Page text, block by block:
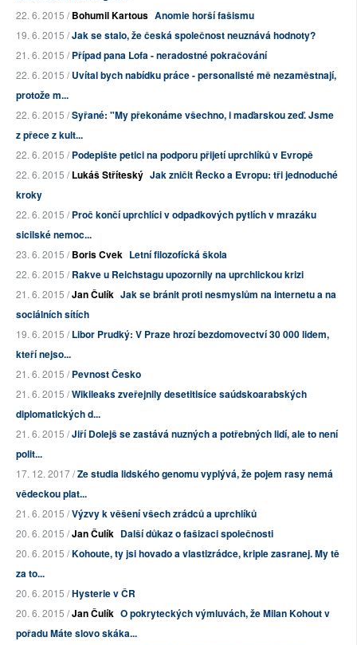
22. 6. 2015 /Bohumil Kartous Anomie horší fašismu
19. 6. 2015 /Jak se stalo, že česká společnost neuznává hodnoty?
21. 6. 2015 /Případ pana Lofa - neradostné pokračování
22. 6. 2015 /Uvítal bych nabídku práce - personalisté mě nezaměstnají,
protože m...
22. 6. 2015 /Syřané: "My překonáme všechno, i maďarskou zeď. Jsme
z přece z kult...
22. 6. 2015 /Podepište petici na podporu přijetí uprchlíků v Evropě
22. 6. 2015 /Lukáš Stříteský Jak zničit Řecko a Evropu: tři jednoduché
kroky
22. 6. 2015 /Proč končí uprchlíci v odpadkových pytlích v mrazáku
sicilské nemoc...
23. 6. 2015 /Boris Cvek Letní filozofícká škola
22. 6. 2015 /Rakve u Reichstagu upozornily na uprchlickou krizi
21. 6. 2015 /Jan Čulík Jak se bránit proti nesmyslům na internetu a na
sociálních sítích
19. 6. 2015 /Libor Prudký: V Praze hrozí bezdomovectví 30 000 lidem,
kteří nejso...
21. 6. 2015 /Pevnost Česko
21. 6. 2015 /Wikileaks zveřejnily desetitisíce saúdskoarabských
diplomatických d...
21. 6. 2015 /Jiří Dolejš se zastává nuzných a potřebných lidí, ale to není
polit...
17. 12. 2017 /Ze studia lidského genomu vyplývá, že pojem rasy nemá
vědeckou plat...
21. 6. 2015 /Výzvy k věšení všech zrádců a uprchlíků
20. 6. 2015 /Jan Čulík Další důkaz o fašizaci společnosti
20. 6. 2015 /Kohoute, ty jsi hovado a vlastizrádce, kriple zasranej. My tě
za to...
20. 6. 2015 /Hysterie v ČR
20. 6. 2015 /Jan Čulík O pokryteckých výmluvách, že Milan Kohout v
pořadu Máte slovo skáka...